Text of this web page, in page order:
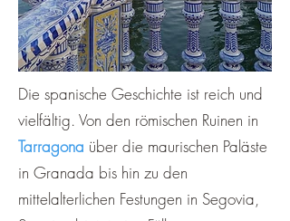
Die spanische Geschichte ist reich und
vielfältig. Von den römischen Ruinen in
Tarragona über die maurischen Paläste
in Granada bis hin zu den
mittelalterlichen Festungen in Segovia,